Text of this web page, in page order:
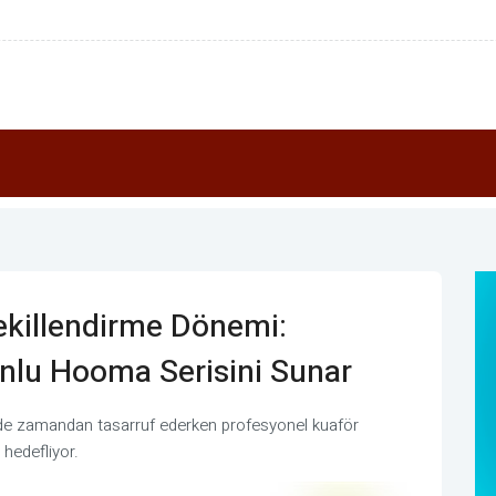
Dönemi:
Hooma Serisini Sunar
zamandan tasarruf ederken profesyonel kuaför